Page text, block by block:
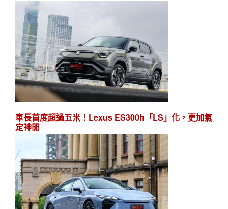
車長首度超過五米！Lexus ES300h「LS」化，更加氣
定神閒